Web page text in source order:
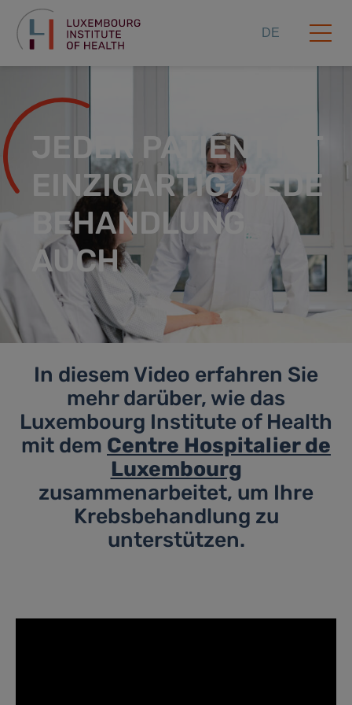
DE
JEDER PATIENT IST
EINZIGARTIG, JEDE
BEHANDLUNG
AUCH
In diesem Video erfahren Sie
mehr darüber, wie das
Luxembourg Institute of Health
mit dem Centre Hospitalier de
Luxembourg
zusammenarbeitet, um Ihre
Krebsbehandlung zu
unterstützen.